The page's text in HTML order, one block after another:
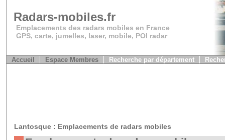
Radars-mobiles.fr
Emplacements des radars mobiles en France
GPS, carte, jumelles, laser, mobile, POI radar
Accueil Espace Membres Recherche par département
Lantosque : Emplacements de radars mobiles